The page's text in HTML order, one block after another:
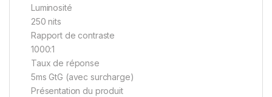
Luminosité
250 nits
Rapport de contraste
1000:1
Taux de réponse
5ms GtG (avec surcharge)
Présentation du produit